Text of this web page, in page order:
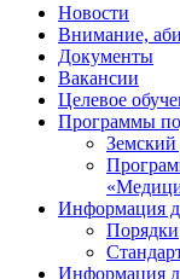
Новости
Внимание,
Документы
Вакансии
Целевое
Программы
Земский
Информация
Порядки
Информация